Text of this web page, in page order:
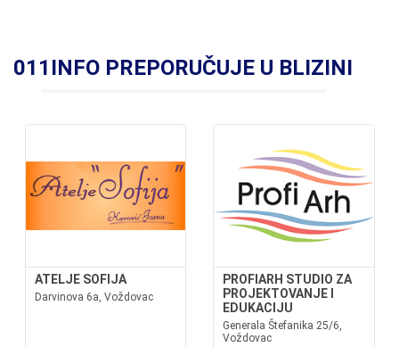
011INFO PREPORUČUJE U BLIZINI
ATELJE SOFIJA
Darvinova 6a, Voždovac
PROFIARH STUDIO ZA
PROJEKTOVANJE I
EDUKACIJU
Generala Štefanika 25/6,
Voždovac